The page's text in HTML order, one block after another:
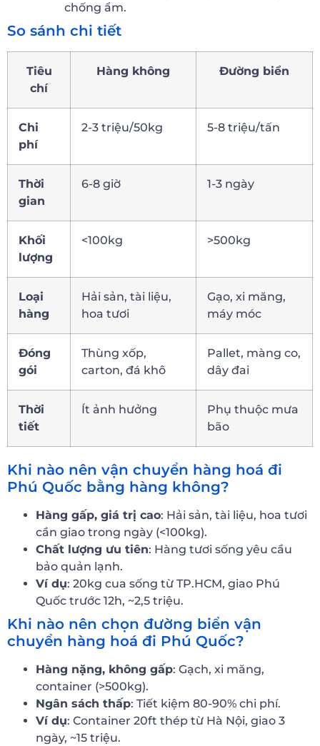
chống ẩm.
So sánh chi tiết
Tiêu
chí
Hàng không Đường biển
Chi
phí
2-3 triệu/50kg 5-8 triệu/tấn
Thời
gian
6-8 giờ 1-3 ngày
Khối
lượng
<100kg >500kg
Loại
hàng
Hải sản, tài liệu,
hoa tươi
Gạo, xi măng,
máy móc
Đóng
gói
Thùng xốp,
carton, đá khô
Pallet, màng co,
dây đai
Thời
tiết
Ít ảnh hưởng
Phụ thuộc mưa
bão
Khi nào nên vận chuyển hàng hoá đi
Phú Quốc bằng hàng không?
Hàng gấp, giá trị cao: Hải sản, tài liệu, hoa tươi
cần giao trong ngày (<100kg).
Chất lượng ưu tiên: Hàng tươi sống yêu cầu
bảo quản lạnh.
Ví dụ: 20kg cua sống từ TP.HCM, giao Phú
Quốc trước 12h, ~2,5 triệu.
Khi nào nên chọn đường biển vận
chuyển hàng hoá đi Phú Quốc?
Hàng nặng, không gấp: Gạch, xi măng,
container (>500kg).
Ngân sách thấp: Tiết kiệm 80-90% chi phí.
Ví dụ: Container 20ft thép từ Hà Nội, giao 3
ngày, ~15 triệu.